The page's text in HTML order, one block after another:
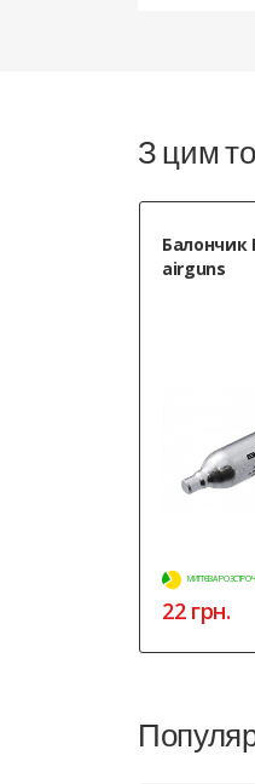
З цим
Балончик
airguns
МИТТЄВА
22 грн.